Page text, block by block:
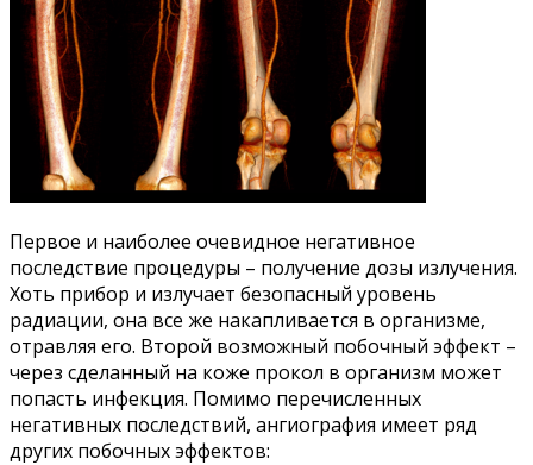
Первое и наиболее очевидное негативное
последствие процедуры – получение дозы излучения.
Хоть прибор и излучает безопасный уровень
радиации, она все же накапливается в организме,
отравляя его. Второй возможный побочный эффект –
через сделанный на коже прокол в организм может
попасть инфекция. Помимо перечисленных
негативных последствий, ангиография имеет ряд
других побочных эффектов: